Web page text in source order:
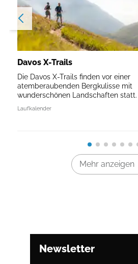
Davos X-Trails
Die Davos X-Trails finden vor einer
atemberaubenden Bergkulisse mit
wunderschönen Landschaften statt.
Laufkalender
Mehr anzeigen
Newsletter